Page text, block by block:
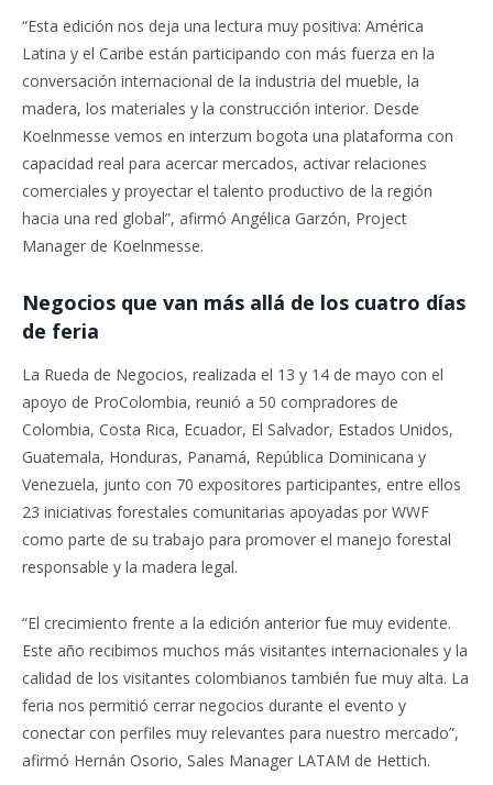
“Esta edición nos deja una lectura muy positiva: América
Latina y el Caribe están participando con más fuerza en la
conversación internacional de la industria del mueble, la
madera, los materiales y la construcción interior. Desde
Koelnmesse vemos en interzum bogota una plataforma con
capacidad real para acercar mercados, activar relaciones
comerciales y proyectar el talento productivo de la región
hacia una red global”, afirmó Angélica Garzón, Project
Manager de Koelnmesse.
Negocios que van más allá de los cuatro días
de feria
La Rueda de Negocios, realizada el 13 y 14 de mayo con el
apoyo de ProColombia, reunió a 50 compradores de
Colombia, Costa Rica, Ecuador, El Salvador, Estados Unidos,
Guatemala, Honduras, Panamá, República Dominicana y
Venezuela, junto con 70 expositores participantes, entre ellos
23 iniciativas forestales comunitarias apoyadas por WWF
como parte de su trabajo para promover el manejo forestal
responsable y la madera legal.
“El crecimiento frente a la edición anterior fue muy evidente.
Este año recibimos muchos más visitantes internacionales y la
calidad de los visitantes colombianos también fue muy alta. La
feria nos permitió cerrar negocios durante el evento y
conectar con perfiles muy relevantes para nuestro mercado”,
afirmó Hernán Osorio, Sales Manager LATAM de Hettich.